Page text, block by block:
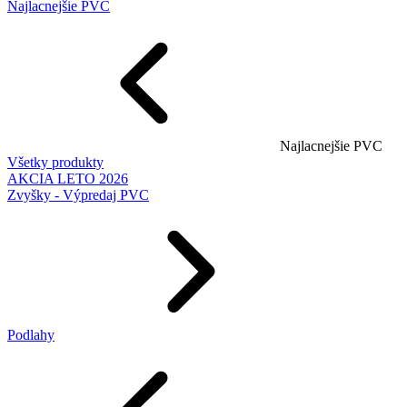
Najlacnejšie PVC
Najlacnejšie PVC
Všetky produkty
AKCIA LETO 2026
Zvyšky - Výpredaj PVC
Podlahy